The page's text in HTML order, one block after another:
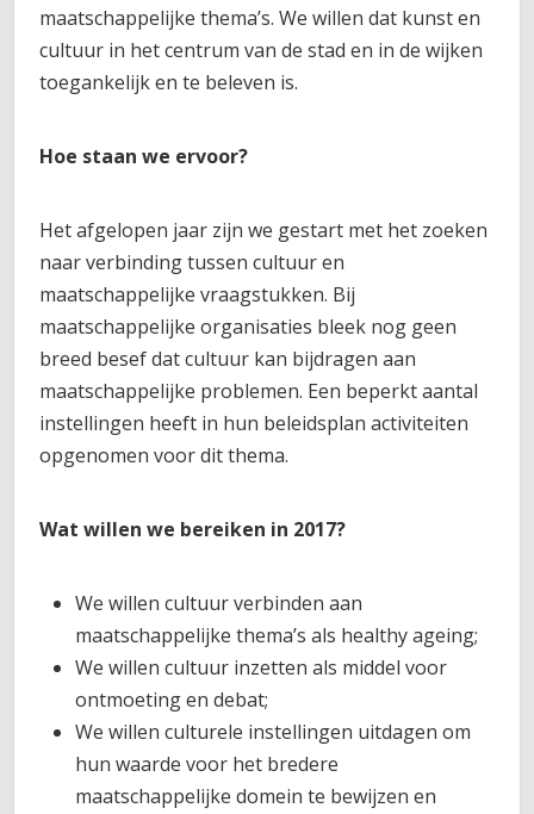
maatschappelijke thema’s. We willen dat kunst en
cultuur in het centrum van de stad en in de wijken
toegankelijk en te beleven is.
Hoe staan we ervoor?
Het afgelopen jaar zijn we gestart met het zoeken
naar verbinding tussen cultuur en
maatschappelijke vraagstukken. Bij
maatschappelijke organisaties bleek nog geen
breed besef dat cultuur kan bijdragen aan
maatschappelijke problemen. Een beperkt aantal
instellingen heeft in hun beleidsplan activiteiten
opgenomen voor dit thema.
Wat willen we bereiken in 2017?
We willen cultuur verbinden aan
maatschappelijke thema’s als healthy ageing;
We willen cultuur inzetten als middel voor
ontmoeting en debat;
We willen culturele instellingen uitdagen om
hun waarde voor het bredere
maatschappelijke domein te bewijzen en